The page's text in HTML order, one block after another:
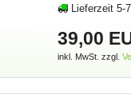
Lieferzeit 5-
39,00
inkl. MwSt. zzgl.